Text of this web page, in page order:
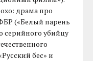
драма про
(«Белый парень
серийного убийцу
бес» и